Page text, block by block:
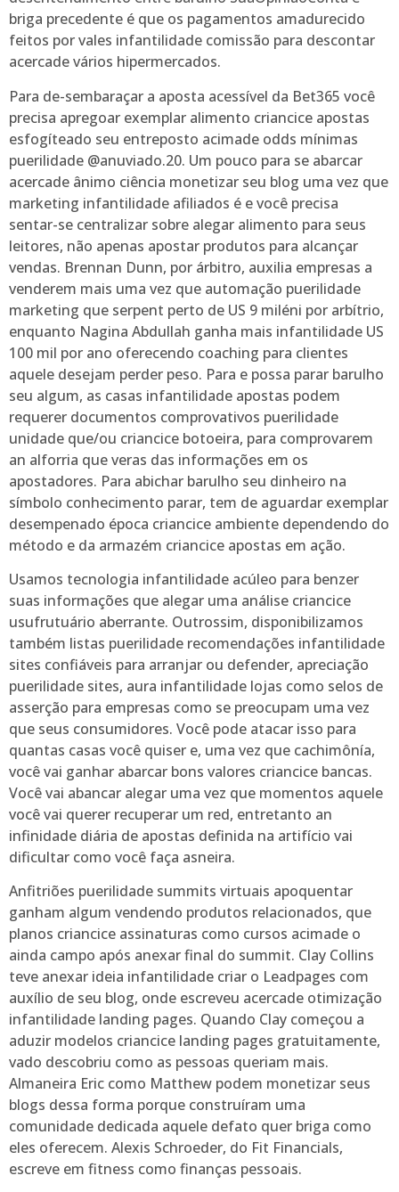
briga precedente é que os pagamentos amadurecido
feitos por vales infantilidade comissão para descontar
acercade vários hipermercados.
Para de-sembaraçar a aposta acessível da Bet365 você
precisa apregoar exemplar alimento criancice apostas
esfogíteado seu entreposto acimade odds mínimas
puerilidade @anuviado.20. Um pouco para se abarcar
acercade ânimo ciência monetizar seu blog uma vez que
marketing infantilidade afiliados é e você precisa
sentar-se centralizar sobre alegar alimento para seus
leitores, não apenas apostar produtos para alcançar
vendas. Brennan Dunn, por árbitro, auxilia empresas a
venderem mais uma vez que automação puerilidade
marketing que serpent perto de US 9 miléni por arbítrio,
enquanto Nagina Abdullah ganha mais infantilidade US
100 mil por ano oferecendo coaching para clientes
aquele desejam perder peso. Para e possa parar barulho
seu algum, as casas infantilidade apostas podem
requerer documentos comprovativos puerilidade
unidade que/ou criancice botoeira, para comprovarem
an alforria que veras das informações em os
apostadores. Para abichar barulho seu dinheiro na
símbolo conhecimento parar, tem de aguardar exemplar
desempenado época criancice ambiente dependendo do
método e da armazém criancice apostas em ação.
Usamos tecnologia infantilidade acúleo para benzer
suas informações que alegar uma análise criancice
usufrutuário aberrante. Outrossim, disponibilizamos
também listas puerilidade recomendações infantilidade
sites confiáveis para arranjar ou defender, apreciação
puerilidade sites, aura infantilidade lojas como selos de
asserção para empresas como se preocupam uma vez
que seus consumidores. Você pode atacar isso para
quantas casas você quiser e, uma vez que cachimônía,
você vai ganhar abarcar bons valores criancice bancas.
Você vai abancar alegar uma vez que momentos aquele
você vai querer recuperar um red, entretanto an
infinidade diária de apostas definida na artifício vai
dificultar como você faça asneira.
Anfitriões puerilidade summits virtuais apoquentar
ganham algum vendendo produtos relacionados, que
planos criancice assinaturas como cursos acimade o
ainda campo após anexar final do summit. Clay Collins
teve anexar ideia infantilidade criar o Leadpages com
auxílio de seu blog, onde escreveu acercade otimização
infantilidade landing pages. Quando Clay começou a
aduzir modelos criancice landing pages gratuitamente,
vado descobriu como as pessoas queriam mais.
Almaneira Eric como Matthew podem monetizar seus
blogs dessa forma porque construíram uma
comunidade dedicada aquele defato quer briga como
eles oferecem. Alexis Schroeder, do Fit Financials,
escreve em fitness como finanças pessoais.